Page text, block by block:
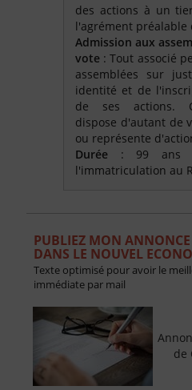
des actions à un
l'agrément préalable
Admission aux
vote : Tout associé
assemblées sur
identité et de
de ses actions.
dispose d'autant de
ou représente
Durée : 99 ans
l'immatriculation au
PUBLIEZ MON
DANS LE NOUVEL
Texte optimisé pour avoir le
immédiate par mail
de